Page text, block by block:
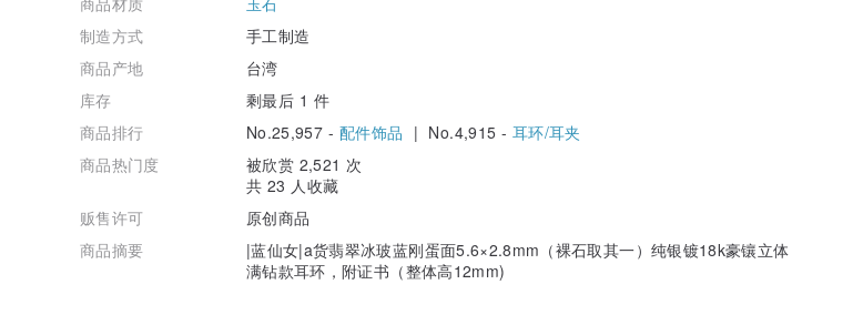
制造方式
手工制造
商品产地
台湾
库存
剩最后 1 件
商品排行
No.25,957 - 配件饰品 | No.4,915 -耳环/耳夹
商品热门度
被欣赏 2,521 次
共 23 人收藏
贩售许可
原创商品
商品摘要
|蓝仙女|a货翡翠冰玻蓝刚蛋面5.6×2.8mm（裸石取其一）纯银镀18k豪镶立体
满钻款耳环，附证书（整体高12mm)